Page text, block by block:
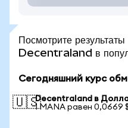
Посмотрите
Decentraland в
Сегодняшний курс
🇺🇸Decentraland в
1 MANA равен 0,0669